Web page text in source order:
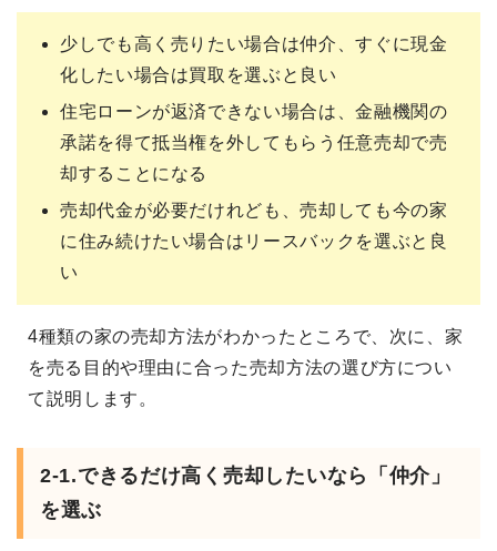
少しでも高く売りたい場合は仲介、すぐに現金
化したい場合は買取を選ぶと良い
住宅ローンが返済できない場合は、金融機関の
承諾を得て抵当権を外してもらう任意売却で売
却することになる
売却代金が必要だけれども、売却しても今の家
に住み続けたい場合はリースバックを選ぶと良
い
4種類の家の売却方法がわかったところで、次に、家
を売る目的や理由に合った売却方法の選び方につい
て説明します。
2-1.できるだけ高く売却したいなら「仲介」
を選ぶ